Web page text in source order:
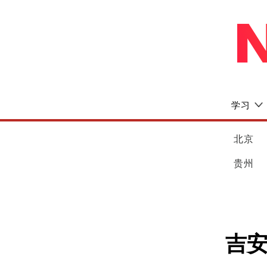
学习
北京
贵州
吉